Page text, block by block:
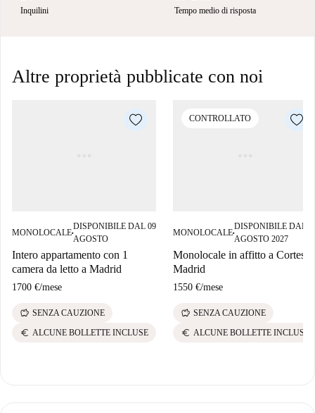
Inquilini Tempo medio di risposta
Altre proprietà pubblicate con noi
MONOLOCALE■
DISPONIBILE DAL 09
AGOSTO
Intero appartamento con 1
camera da letto a Madrid
1700 €/mese
savings SENZA CAUZIONE
euro ALCUNE BOLLETTE INCLUSE
CONTROLLATO
MONOLOCALE■
DISPONIBILE DAL
AGOSTO 2027
Monolocale in affitto a Cortes,
Madrid
1550 €/mese
savings SENZA CAUZIONE
euro ALCUNE BOLLETTE INCLUSE